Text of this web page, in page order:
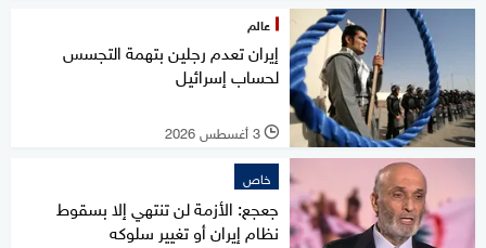
عالم
إيران تعدم رجلين بتهمة التجسس
لحساب إسرائيل
l 3 أغسطس 2026
خاص
جعجع: الأزمة لن تنتهي إلا بسقوط
نظام إيران أو تغيير سلوكه